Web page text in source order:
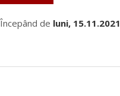
Începând de luni, 15.11.2021